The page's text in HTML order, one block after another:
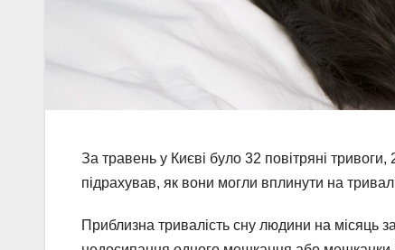
За травень у Києві було 32 повітряні
підрахував, як вони могли вплинути на
Приблизна тривалість сну людини на місяць